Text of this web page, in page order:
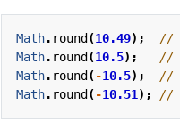
Math. round (10.49);
Math. round (10.5);
Math. round (-10.5);
Math. round (-10.51 );